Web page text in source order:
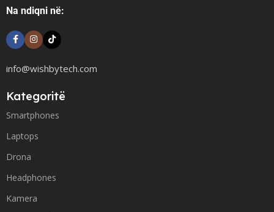
Na ndiqni në:
info@wishbytech.com
Kategoritë
Smartphones
Laptops
Drona
Headphones
Kamera